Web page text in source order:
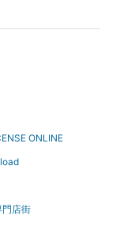
ONLINE
店街